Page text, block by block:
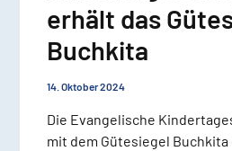
erhält das
Buchkita
14. Oktober 2024
Die Evangelische
mit dem Gütesiegel